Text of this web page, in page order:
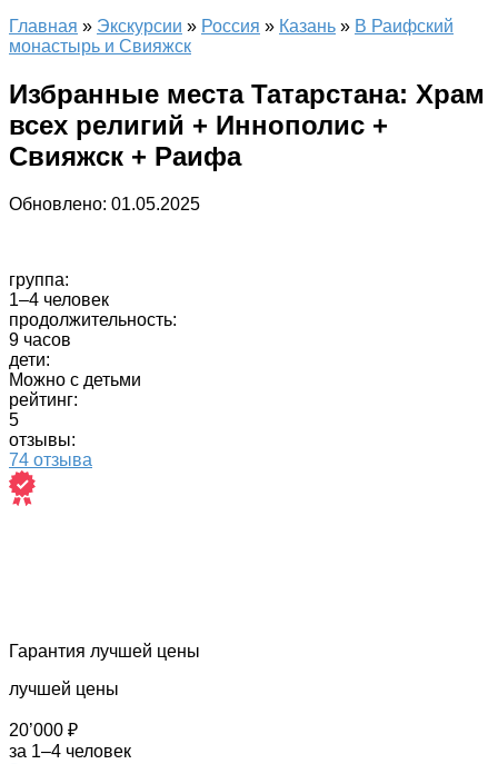
Главная » Экскурсии » Россия » Казань » В Раифский
монастырь и Свияжск
Избранные места Татарстана: Храм
всех религий + Иннополис +
Свияжск + Раифа
Обновлено: 01.05.2025
группа:
1–4 человек
продолжительность:
9 часов
дети:
Можно с детьми
рейтинг:
5
отзывы:
74 отзыва
Гарантия лучшей цены
лучшей цены
20’000 ₽
за 1–4 человек